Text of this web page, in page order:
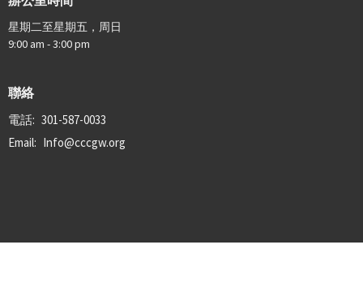
星期二至星期五，周日
9:00 am - 3:00 pm
聯絡
電話: 301-587-0033
Email: Info@cccgw.org